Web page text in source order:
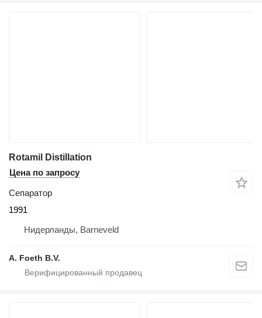
Rotamil Distillation
Цена по запросу
Сепаратор
1991
Нидерланды, Barneveld
A. Foeth B.V.